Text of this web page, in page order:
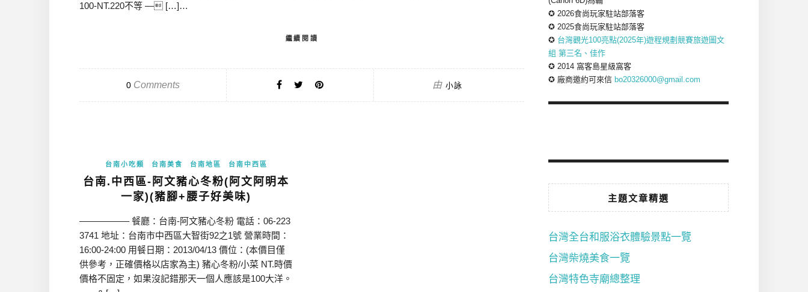
100-NT.220不等 — […]…
繼續閱讀
0Comments 由 小詠
台南小吃類 台南美食 台南地區 台南中西區
台南.中西區-阿文豬心冬粉(阿文阿明本
一家)(豬腳+腰子好美味)
—————– 餐廳：台南-阿文豬心冬粉 電話：06-223
3741 地址：台南市中西區大智街92之1號 營業時間：
16:00-24:00 用餐日期：2013/04/13 價位：(本價目僅
供參考，正確價格以店家為主) 豬心冬粉/小菜 NT.時價
價格不固定，如果沒記錯那天一個人應該是100大洋。
✪ 2026食尚玩家駐站部落客
✪ 2025食尚玩家駐站部落客
✪ 台灣觀光100亮點(2025年)遊程規劃競賽旅遊圖文
組 第三名、佳作
✪ 2014 窩客島星級窩客
✪ 廠商邀約可來信 bo20326000@gmail.com
主題文章精選
台灣全台和服浴衣體驗景點一覽
台灣柴燒美食一覽
台灣特色寺廟總整理